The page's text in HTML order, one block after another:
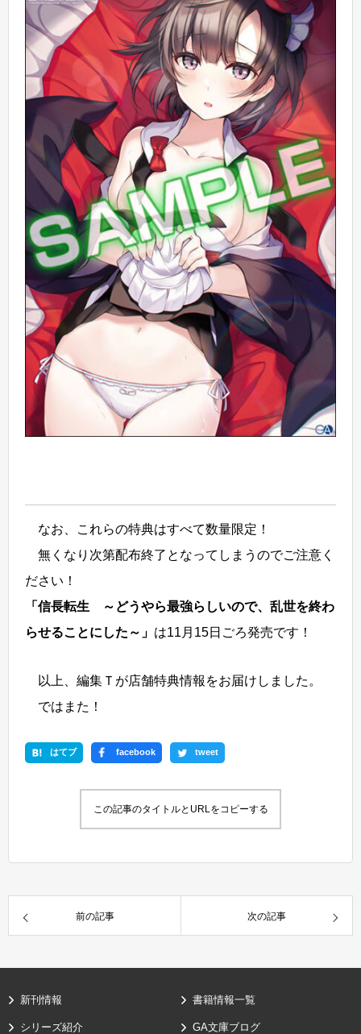
なお、これらの特典はすべて数量限定！
無くなり次第配布終了となってしまうのでご注意く
ださい！
「信長転生 ～どうやら最強らしいので、乱世を終わ
らせることにした～」 は11月15日ごろ発売です！
以上、編集Ｔが店舗特典情報をお届けしました。
ではまた！
はてブ facebook tweet
この記事のタイトルとURLをコピーする
前の記事 次の記事
新刊情報 書籍情報一覧
シリーズ紹介 GA文庫ブログ